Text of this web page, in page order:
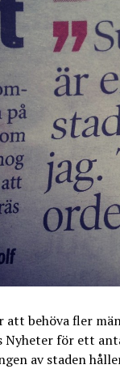
att behöva fler
Nyheter för ett
av staden